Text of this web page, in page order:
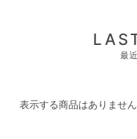
最
表示する商品はありません